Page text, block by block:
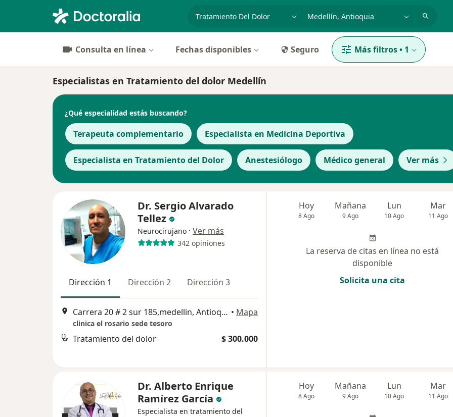
p. ej. Bogotá
Consulta en línea Fechas disponibles Seguro Más filtros• 1
Especialistas en Tratamiento del dolor Medellín
¿Qué especialidad estás buscando?
Terapeuta complementario Especialista en Medicina Deportiva
Especialista en Tratamiento del Dolor Anestesiólogo Médico general Ver más
Dr. Sergio Alvarado
Tellez
Neurocirujano · Ver más
342 opiniones
Dirección 1 Dirección 2 Dirección 3
Carrera 20 # 2 sur 185,medellin, Antioquia, Colombia • Mapa
clinica el rosario sede tesoro
Tratamiento del dolor $ 300.000
Hoy
8 Ago
Mañana
9 Ago
Lun
10 Ago
Mar
11 Ago
La reserva de citas en línea no está
disponible
Solicita una cita
Dr. Alberto Enrique
Ramírez García
Especialista en tratamiento del
Hoy
8 Ago
Mañana
9 Ago
Lun
10 Ago
Mar
11 Ago